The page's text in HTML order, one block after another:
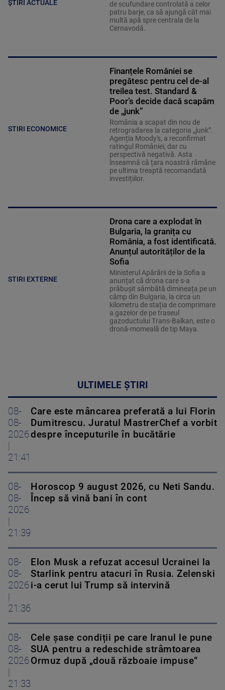
ȘTIRI ACTUALE
de scufundare controlată a celor
patru barje, ca să ajungă cât mai
multă apă spre centrala de la
Cernavodă.
STIRI ECONOMICE
Finanțele României se
pregătesc pentru cel de-al
treilea test. Standard &
Poor’s decide dacă scapăm
de „junk”
România a scapat din nou de
retrogradarea la categoria „junk”.
Agenția Moody's, a reconfirmat
ratingul României, dar cu
perspectivă negativă. Asta
înseamnă că țara noastră rămâne
pe ultima treaptă recomandată
investițiilor.
STIRI EXTERNE
Drona care a explodat în
Bulgaria, la granița cu
România, a fost identificată.
Anunțul autorităților de la
Sofia
Ministerul Apărării de la Sofia a
anunțat că drona care s-a
prăbușit sâmbătă dimineața pe un
câmp din Bulgaria, la circa un
kilometru de stația de comprimare
a gazelor de pe traseul
gazoductului Trans-Balkan, este o
dronă-momeală de tip Maya.
ULTIMELE ȘTIRI
08-
08-
2026
|
21:41
Care este mâncarea preferată a lui Florin
Dumitrescu. Juratul MastrerChef a vorbit
despre începuturile în bucătărie
08-
08-
2026
|
21:39
Horoscop 9 august 2026, cu Neti Sandu.
Încep să vină bani în cont
08-
08-
2026
|
21:36
Elon Musk a refuzat accesul Ucrainei la
Starlink pentru atacuri în Rusia. Zelenski
i-a cerut lui Trump să intervină
08-
08-
2026
|
21:33
Cele șase condiții pe care Iranul le pune
SUA pentru a redeschide strâmtoarea
Ormuz după „două războaie impuse”